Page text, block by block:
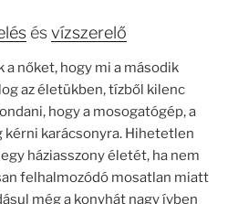
ésvízszerelő
a nőket, hogy mi a második
az életükben, tízből kilenc
hogy a mosogatógép, a
kérni karácsonyra. Hihetetlen
háziasszony életét, ha nem
felhalmozódó mosatlan miatt
még a konyhát nagy ívben